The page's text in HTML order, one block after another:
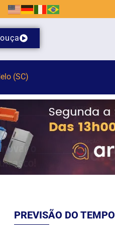
ouça
PREVISÃO DO TEMPO